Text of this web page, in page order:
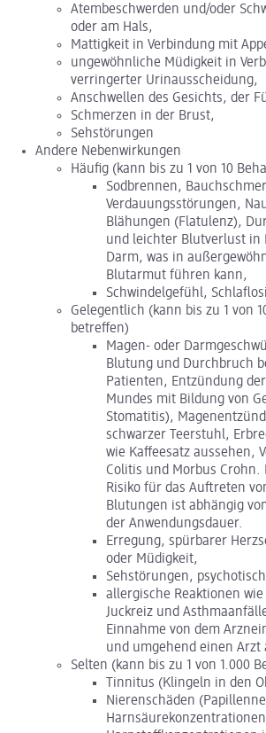
Atembeschwerden und/oder
oder am Hals,
Mattigkeit in Verbindung mit
ungewöhnliche Müdigkeit in
verringerter Urinausscheidung,
Anschwellen des Gesichts, der
Schmerzen in der Brust,
Sehstörungen
Andere Nebenwirkungen
Häufig (kann bis zu 1 von 10
Sodbrennen,
Verdauungsstörungen,
Blähungen (Flatulenz),
und leichter Blutverlust in
Darm, was in
Blutarmut führen kann,
Schwindelgefühl,
Gelegentlich (kann bis zu 1 von
betreffen)
Magen- oder
Blutung und Durchbruch
Patienten, Entzündung
Mundes mit Bildung von
Stomatitis),
schwarzer Teerstuhl,
wie Kaffeesatz aussehen,
Colitis und Morbus Crohn.
Risiko für das Auftreten
Blutungen ist abhängig
der Anwendungsdauer.
Erregung, spürbarer
oder Müdigkeit,
Sehstörungen,
allergische Reaktionen
Juckreiz und
Einnahme von dem
und umgehend einen Arzt
Selten (kann bis zu 1 von 1.000
Tinnitus (Klingeln in den
Nierenschäden